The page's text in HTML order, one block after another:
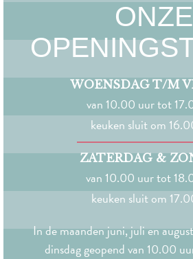
ONZE
WOENSDAG T/M
van 10.00 uur tot
keuken sluit om
ZATERDAG &
van 10.00 uur tot
keuken sluit om
In de maanden juni, juli en
dinsdag geopend van 10.00